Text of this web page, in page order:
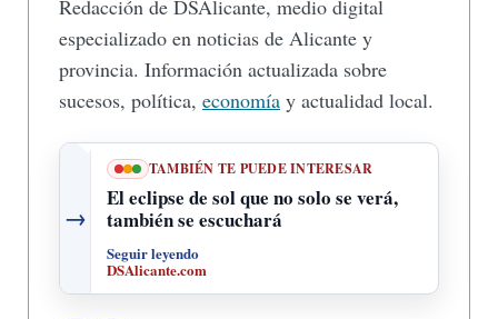
Redacción de DSAlicante, medio digital
especializado en noticias de Alicante y
provincia. Información actualizada sobre
sucesos, política, economía y actualidad local.
→
TAMBIÉN TE PUEDE INTERESAR
El eclipse de sol que no solo se verá,
también se escuchará
Seguir leyendo
DSAlicante.com